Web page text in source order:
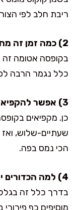
ריבת חלב לפי
2) כמה זמן זה מחזיק במקרר?
כלל נגמר הרבה
3) אפשר להקפיא כדורי ריבת חלב?
כן. מקפיאים
שעתיים-שלוש,
הכי נמס בפה.
4) למה הכדורים יוצאים לי דביקים מדי?
בדרך כלל זה בגלל